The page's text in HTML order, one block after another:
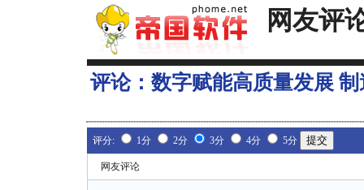
网友评
评论： 数字赋能高质量发展
评分: 1分 2分 3分 4分 5分
网友评论